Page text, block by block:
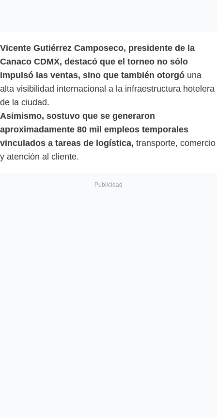
Vicente Gutiérrez Camposeco, presidente de la
Canaco CDMX, destacó que el torneo no sólo
impulsó las ventas, sino que también otorgó una
alta visibilidad internacional a la infraestructura hotelera
de la ciudad.
Asimismo, sostuvo que se generaron
aproximadamente 80 mil empleos temporales
vinculados a tareas de logística, transporte, comercio
y atención al cliente.